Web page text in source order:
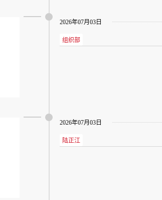
2026年07月03日
组织部
2026年07月03日
陆正江